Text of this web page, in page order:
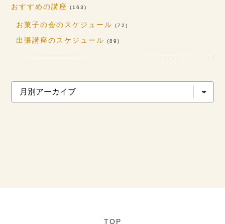
おすすめの講座 (163)
お菓子の会のスケジュール (72)
出張講座のスケジュール (89)
TOP